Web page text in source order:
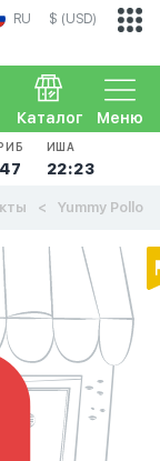
RU $ (USD)
Меню
Каталог
ИША
22:23
Yummy Pollo